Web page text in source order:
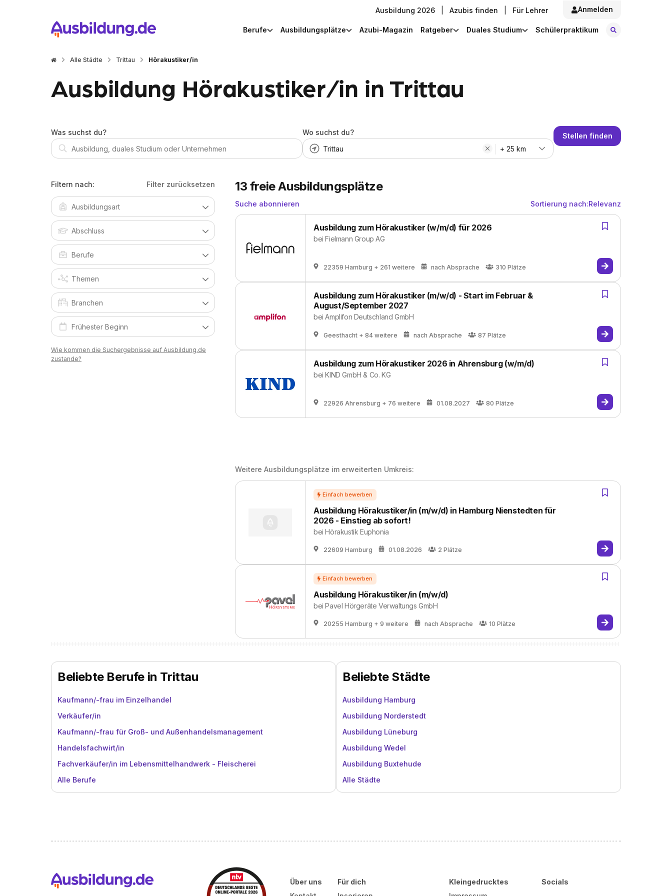
Ausbildung 2026 Azubis finden Für Lehrer Anmelden
Berufe Ausbildungsplätze Azubi-Magazin Ratgeber Duales Studium Schülerpraktikum
Alle Städte Trittau Hörakustiker/in
Ausbildung Hörakustiker/in in Trittau
Was suchst du?
Wo suchst du?
+ 25 km
Stellen finden
Filtern nach: Filter zurücksetzen
Wie kommen die Suchergebnisse auf Ausbildung.de
zustande?
13 freie Ausbildungsplätze
Suche abonnieren Sortierung nach:Relevanz
Ausbildung zum Hörakustiker (w/m/d) für 2026
beiFielmann Group AG
22359 Hamburg + 261 weitere nach Absprache 310 Plätze
Ausbildung zum Hörakustiker (m/w/d) - Start im Februar &
August/September 2027
beiAmplifon Deutschland GmbH
Geesthacht + 84 weitere nach Absprache 87 Plätze
Ausbildung zum Hörakustiker 2026 in Ahrensburg (w/m/d)
beiKIND GmbH & Co. KG
22926 Ahrensburg + 76 weitere 01.08.2027 80 Plätze
Weitere Ausbildungsplätze im erweiterten Umkreis:
Ausbildung Hörakustiker/in (m/w/d) in Hamburg Nienstedten für
2026 - Einstieg ab sofort!
beiHörakustik Euphonia
22609 Hamburg 01.08.2026 2 Plätze
Ausbildung Hörakustiker/in (m/w/d)
beiPavel Hörgeräte Verwaltungs GmbH
20255 Hamburg + 9 weitere nach Absprache 10 Plätze
Beliebte Berufe in Trittau
Kaufmann/-frau im Einzelhandel
Verkäufer/in
Kaufmann/-frau für Groß- und Außenhandelsmanagement
Handelsfachwirt/in
Fachverkäufer/in im Lebensmittelhandwerk - Fleischerei
Alle Berufe
Beliebte Städte
Ausbildung Hamburg
Ausbildung Norderstedt
Ausbildung Lüneburg
Ausbildung Wedel
Ausbildung Buxtehude
Alle Städte
Über uns
Für dich
Kleingedrucktes
Socials